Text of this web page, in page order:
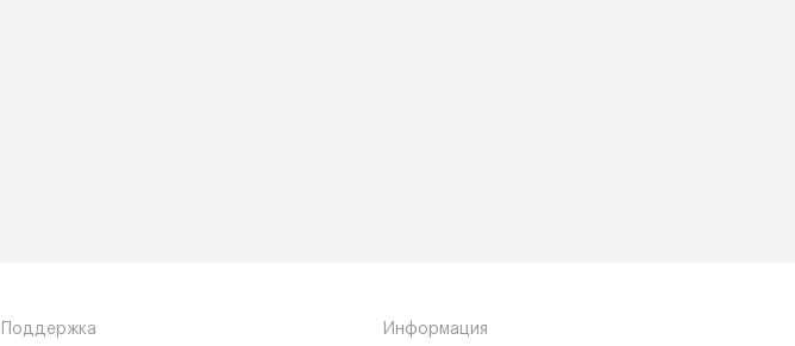
Поддержка Информация